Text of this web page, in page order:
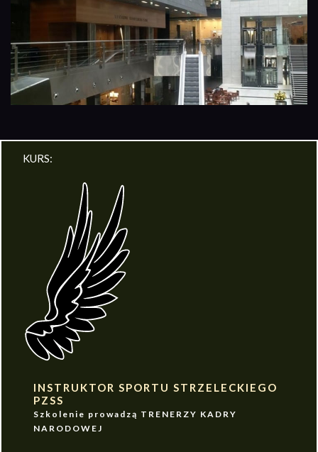
KURS:
INSTRUKTOR SPORTU STRZELECKIEGO
PZSS
Szkolenie prowadzą TRENERZY KADRY
NARODOWEJ